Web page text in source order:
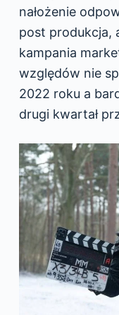
nałożenie
post produkcja,
kampania
względów nie
2022 roku a
drugi kwartał